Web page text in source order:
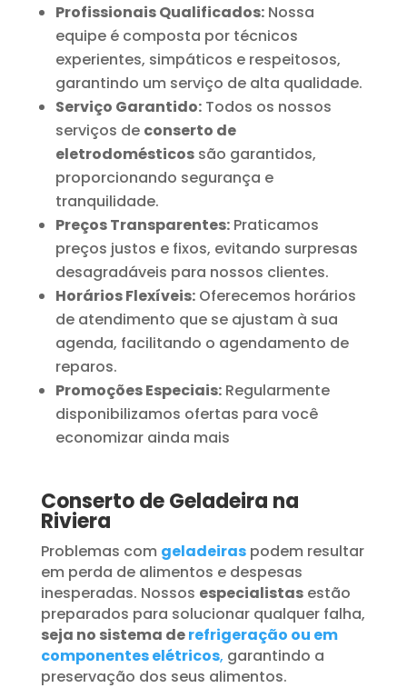
Profissionais Qualificados:Nossa
equipe é composta por técnicos
experientes, simpáticos e respeitosos,
garantindo um serviço de alta qualidade.
Serviço Garantido:Todos os nossos
serviços de conserto de
eletrodomésticossão garantidos,
proporcionando segurança e
tranquilidade.
Preços Transparentes:Praticamos
preços justos e fixos, evitando surpresas
desagradáveis para nossos clientes.
Horários Flexíveis:Oferecemos horários
de atendimento que se ajustam à sua
agenda, facilitando o agendamento de
reparos.
Promoções Especiais:Regularmente
disponibilizamos ofertas para você
economizar ainda mais
Conserto de Geladeira na
Riviera
Problemas com geladeiraspodem resultar
em perda de alimentos e despesas
inesperadas. Nossos especialistasestão
preparados para solucionar qualquer falha,
seja no sistema derefrigeração ou em
componentes elétricos, garantindo a
preservação dos seus alimentos.